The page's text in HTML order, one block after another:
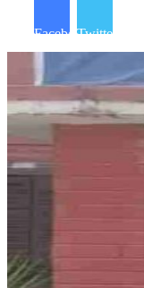
FacebookTwitter